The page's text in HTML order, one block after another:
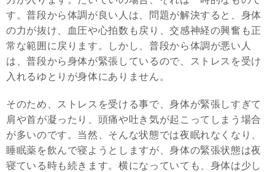
す。普段から体調が良い人は、問題が解決すると、身体
の力が抜け、血圧や心拍数も戻り、交感神経の興奮も正
常な範囲に戻ります。しかし、普段から体調が悪い人
は、普段から身体が緊張しているので、ストレスを受け
入れるゆとりが身体にありません。
そのため、ストレスを受ける事で、身体が緊張しすぎて
肩や首が凝ったり、頭痛や吐き気が起こってしまう場合
が多いのです。当然、そんな状態では夜眠れなくなり、
睡眠薬を飲んで寝ようとしますが、身体の緊張状態は夜
寝ている時も続きます。横になっていても、身体は少し